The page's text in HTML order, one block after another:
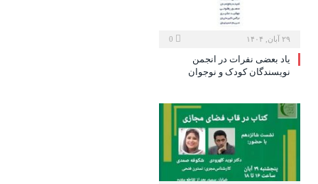
۲۹ آبان, ۱۴۰۴
یاد بعضی نفرات در انجمن
نویسندگان کودک و نوجوان